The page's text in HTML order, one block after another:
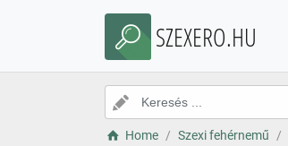
SZEXERO.HU
Home Szexi fehérnemű